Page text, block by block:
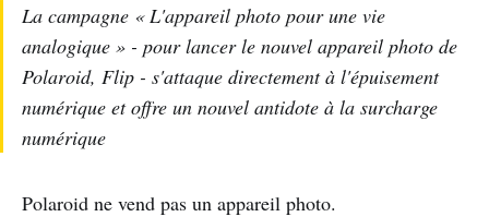
La campagne « L'appareil photo pour une vie
analogique » - pour lancer le nouvel appareil photo de
Polaroid, Flip - s'attaque directement à l'épuisement
numérique et offre un nouvel antidote à la surcharge
numérique
Polaroid ne vend pas un appareil photo.